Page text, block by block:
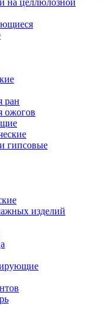
на целлюлозной
ран
ожогов
гипсовые
изделий